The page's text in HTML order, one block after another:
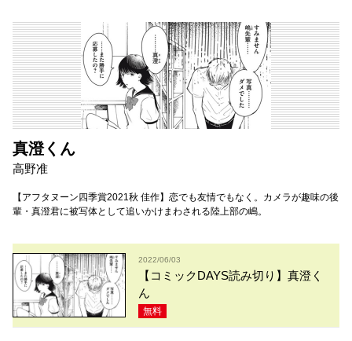
真澄くん
高野准
【アフタヌーン四季賞2021秋 佳作】恋でも友情でもなく。カメラが趣味の後
輩・真澄君に被写体として追いかけまわされる陸上部の嶋。
2022/06/03
【コミックDAYS読み切り】真澄く
ん
無料